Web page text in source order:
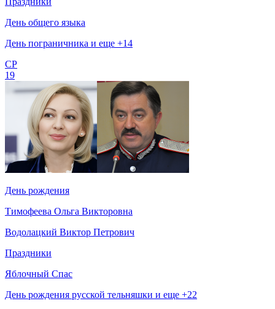
День общего языка
День пограничника и еще +14
СР
19
День рождения
Тимофеева Ольга Викторовна
Водолацкий Виктор Петрович
Праздники
Яблочный Спас
День рождения русской тельняшки и еще +22